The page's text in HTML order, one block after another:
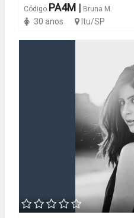
Código PA4M | Bruna M.
30 anos Itu/SP